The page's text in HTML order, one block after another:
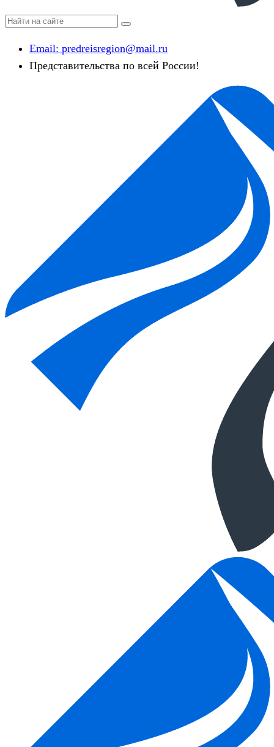
Email: predreisregion@mail.ru
Представительства по всей России!